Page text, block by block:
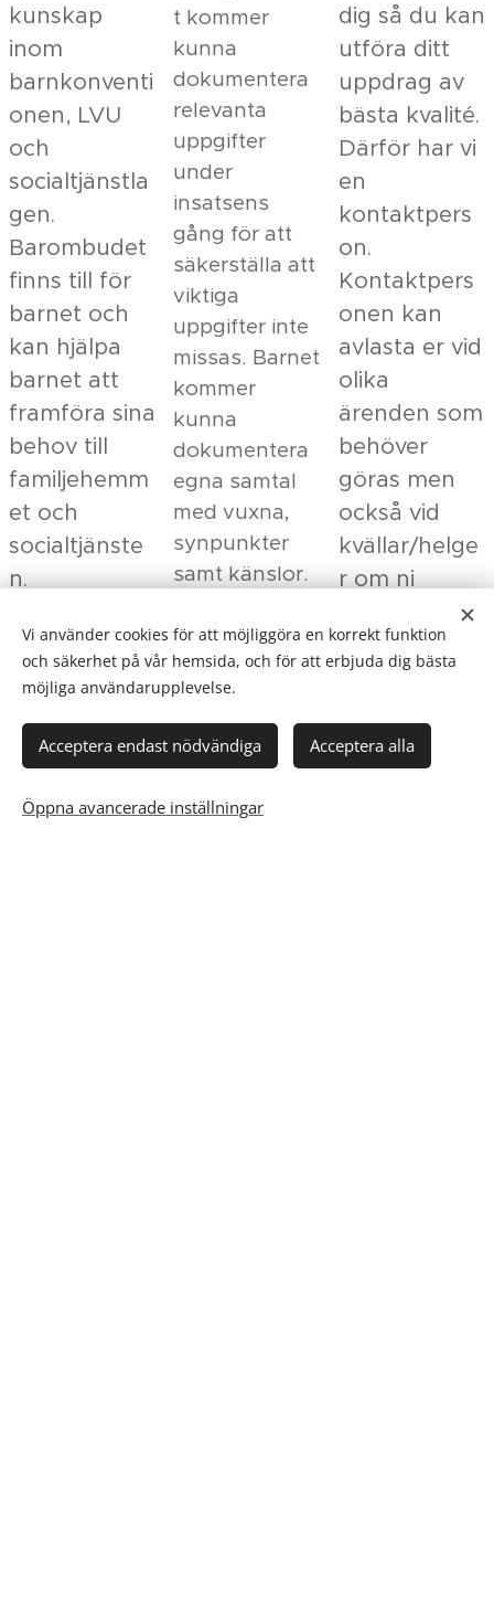
kunskap
inom
barnkonventi
onen, LVU
och
socialtjänstla
gen.
Barombudet
finns till för
barnet och
kan hjälpa
barnet att
framföra sina
behov till
familjehemm
et och
socialtjänste
n.
t träffar det
placerade
en gång i
månaden.
t kommer
kunna
dokumentera
relevanta
uppgifter
under
insatsens
gång för att
säkerställa att
viktiga
uppgifter inte
missas. Barnet
kommer
kunna
dokumentera
egna samtal
med vuxna,
synpunkter
samt känslor.
att barnet ska
ha möjlighet
att vara
delaktig under
hela
dig så du kan
utföra ditt
uppdrag av
bästa kvalité.
Därför har vi
en
kontaktpers
on.
Kontaktpers
onen kan
avlasta er vid
olika
ärenden som
behöver
göras men
också vid
kvällar/helge
r om ni
behöver en
paus. Denna
insats
för att
förhindra
Vi använder cookies för att möjliggöra en korrekt funktion
och säkerhet på vår hemsida, och för att erbjuda dig bästa
möjliga användarupplevelse.
Acceptera endast nödvändiga Acceptera alla
Öppna avancerade inställningar